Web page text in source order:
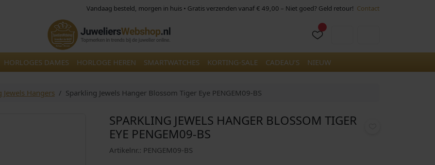
Vandaag besteld, morgen in huis • Gratis verzenden vanaf € 49,00 – Niet goed? Geld retour! Contact
HORLOGES DAMES HORLOGE HEREN SMARTWATCHES KORTING-SALE CADEAU’S NIEUW
Jewels Hangers Sparkling Jewels Hanger Blossom Tiger Eye PENGEM09-BS
SPARKLING JEWELS HANGER BLOSSOM TIGER
EYE PENGEM09-BS
Artikelnr.: PENGEM09-BS